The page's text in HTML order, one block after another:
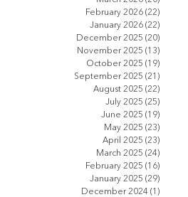
February 2026 (22)22
January 2026 (22)22
December 2025 (20)20
November 2025 (13)13
October 2025 (19)19
September 2025 (21)21
August 2025 (22)22
July 2025 (25)25
June 2025 (19)19
May 2025 (23)23
April 2025 (23)23
March 2025 (24)24
February 2025 (16)16
January 2025 (29)29
December 2024 (1)1 post